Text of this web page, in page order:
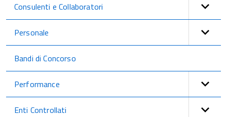
Consulenti e Collaboratori
Personale
Bandi di Concorso
Performance
Enti Controllati